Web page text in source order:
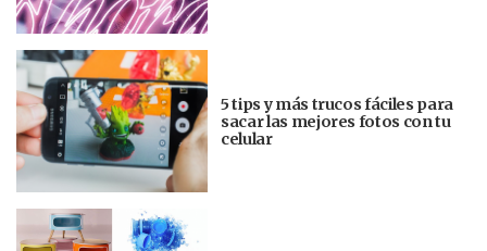
5 tips y más trucos fáciles para
sacar las mejores fotos con tu
celular